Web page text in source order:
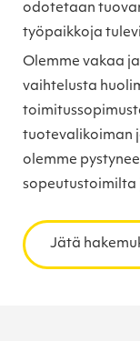
odotetaan
työpaikkoja
Olemme vakaa
vaihtelusta
tuotevalikoiman
olemme
sopeutustoimilta
Jätä